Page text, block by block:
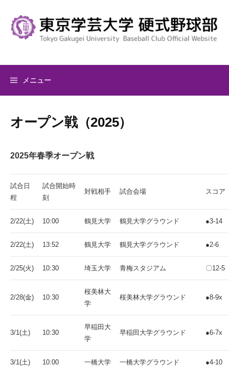
キ
メニュー
オープン戦（2025）
2025年春季オープン戦
試合日
程
試合開始時
刻
対戦相手 試合会場 スコア
2/22(土) 10:00 鶴見大学 鶴見大学グラウンド ●3-14
2/22(土) 13:52 鶴見大学 鶴見大学グラウンド ●2-6
2/25(火) 10:30 埼玉大学 青梅スタジアム 〇12-5
2/28(金) 10:30
桜美林大
学
桜美林大学グラウンド ●8-9x
3/1(土) 10:30
早稲田大
学
早稲田大学グラウンド ●6-7x
3/1(土) 10:00 一橋大学 一橋大学グラウンド ●4-10